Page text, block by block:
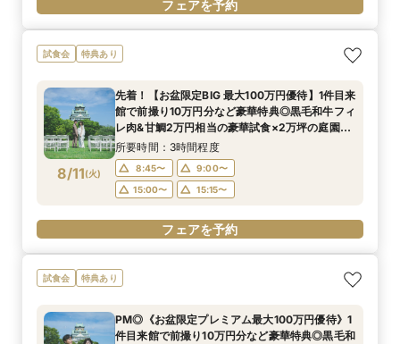
フェアを予約
試食会 特典あり
8/11(火)
先着！【お盆限定BIG 最大100万円優待】1件目来
館で前撮り10万円分など豪華特典◎黒毛和牛フィ
レ肉&甘鯛2万円相当の豪華試食×2万坪の庭園
+迎賓館の見学ツアー
所要時間：3時間程度
8:45〜
9:00〜
15:00〜
15:15〜
フェアを予約
試食会 特典あり
PM◎《お盆限定プレミアム最大100万円優待》1
件目来館で前撮り10万円分など豪華特典◎黒毛和